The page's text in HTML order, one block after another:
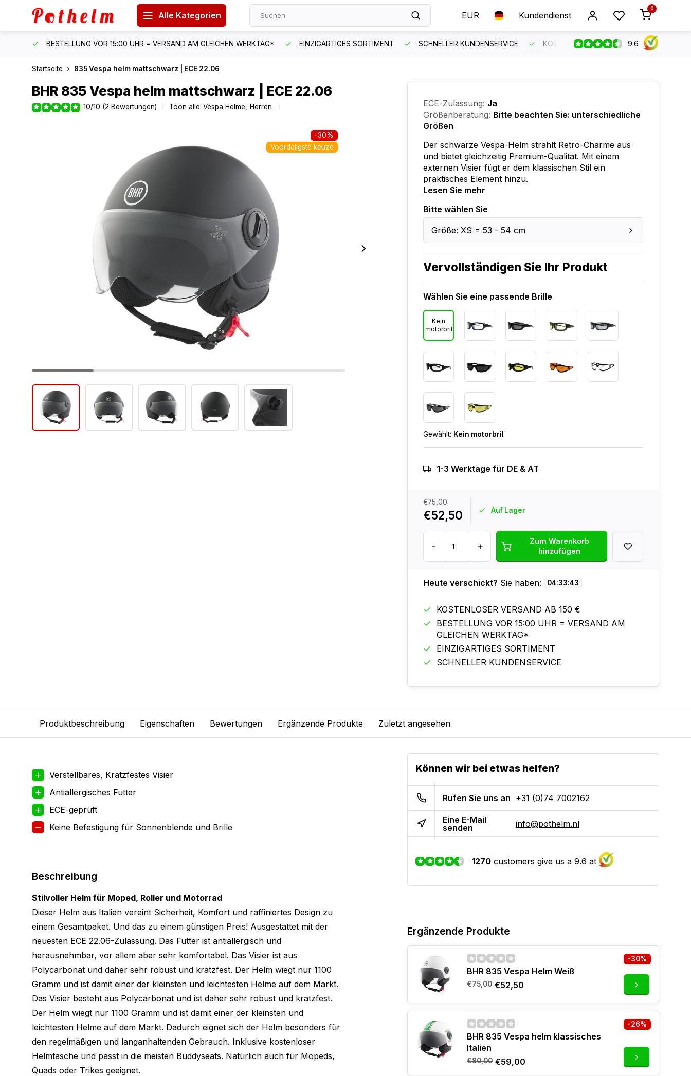
Alle Kategorien EUR Kundendienst
0
BESTELLUNG VOR 15:00 UHR = VERSAND AM GLEICHEN WERKTAG* EINZIGARTIGES SORTIMENT SCHNELLER KUNDENSERVICE KOSTENLOSER VERSAND AB 150 €
9.6
Startseite 835 Vespa helm mattschwarz | ECE 22.06
BHR 835 Vespa helm mattschwarz | ECE 22.06
10/10 (2 Bewertungen) Toon alle: Vespa Helme Herren
-30%
Voordeligste keuze
ECE-Zulassung: Ja
Größenberatung: Bitte beachten Sie: unterschiedliche
Größen
Der schwarze Vespa-Helm strahlt Retro-Charme aus
und bietet gleichzeitig Premium-Qualität. Mit einem
externen Visier fügt er dem klassischen Stil ein
praktisches Element hinzu.
Lesen Sie mehr
Bitte wählen Sie
Größe: XS = 53 - 54 cm
Vervollständigen Sie Ihr Produkt
Wählen Sie eine passende Brille
Kein
motorbril
Gewählt: Kein motorbril
1-3 Werktage für DE & AT
€75,00
€52,50 Auf Lager
- +
Zum Warenkorb
hinzufügen
Heute verschickt? Sie haben: 04:33:42
KOSTENLOSER VERSAND AB 150 €
BESTELLUNG VOR 15:00 UHR = VERSAND AM
GLEICHEN WERKTAG*
EINZIGARTIGES SORTIMENT
SCHNELLER KUNDENSERVICE
Produktbeschreibung Eigenschaften Bewertungen Ergänzende Produkte Zuletzt angesehen
Verstellbares, Kratzfestes Visier
Antiallergisches Futter
ECE-geprüft
Keine Befestigung für Sonnenblende und Brille
Beschreibung
Stilvoller Helm für Moped, Roller und Motorrad
Dieser Helm aus Italien vereint Sicherheit, Komfort und raffiniertes Design zu
einem Gesamtpaket. Und das zu einem günstigen Preis! Ausgestattet mit der
neuesten ECE 22.06-Zulassung. Das Futter ist antiallergisch und
herausnehmbar, vor allem aber sehr komfortabel. Das Visier ist aus
Polycarbonat und daher sehr robust und kratzfest. Der Helm wiegt nur 1100
Gramm und ist damit einer der kleinsten und leichtesten Helme auf dem Markt.
Das Visier besteht aus Polycarbonat und ist daher sehr robust und kratzfest.
Der Helm wiegt nur 1100 Gramm und ist damit einer der kleinsten und
leichtesten Helme auf dem Markt. Dadurch eignet sich der Helm besonders für
den regelmäßigen und langanhaltenden Gebrauch. Inklusive kostenloser
Helmtasche und passt in die meisten Buddyseats. Natürlich auch für Mopeds,
Quads oder Trikes geeignet.
Können wir bei etwas helfen?
Rufen Sie uns an +31 (0)74 7002162
Eine E-Mail
senden
info@pothelm.nl
1270 customers give us a 9.6 at
Ergänzende Produkte
BHR 835 Vespa Helm Weiß
€75,00 €52,50
-30%
BHR 835 Vespa helm klassisches
Italien
€80,00 €59,00
-26%